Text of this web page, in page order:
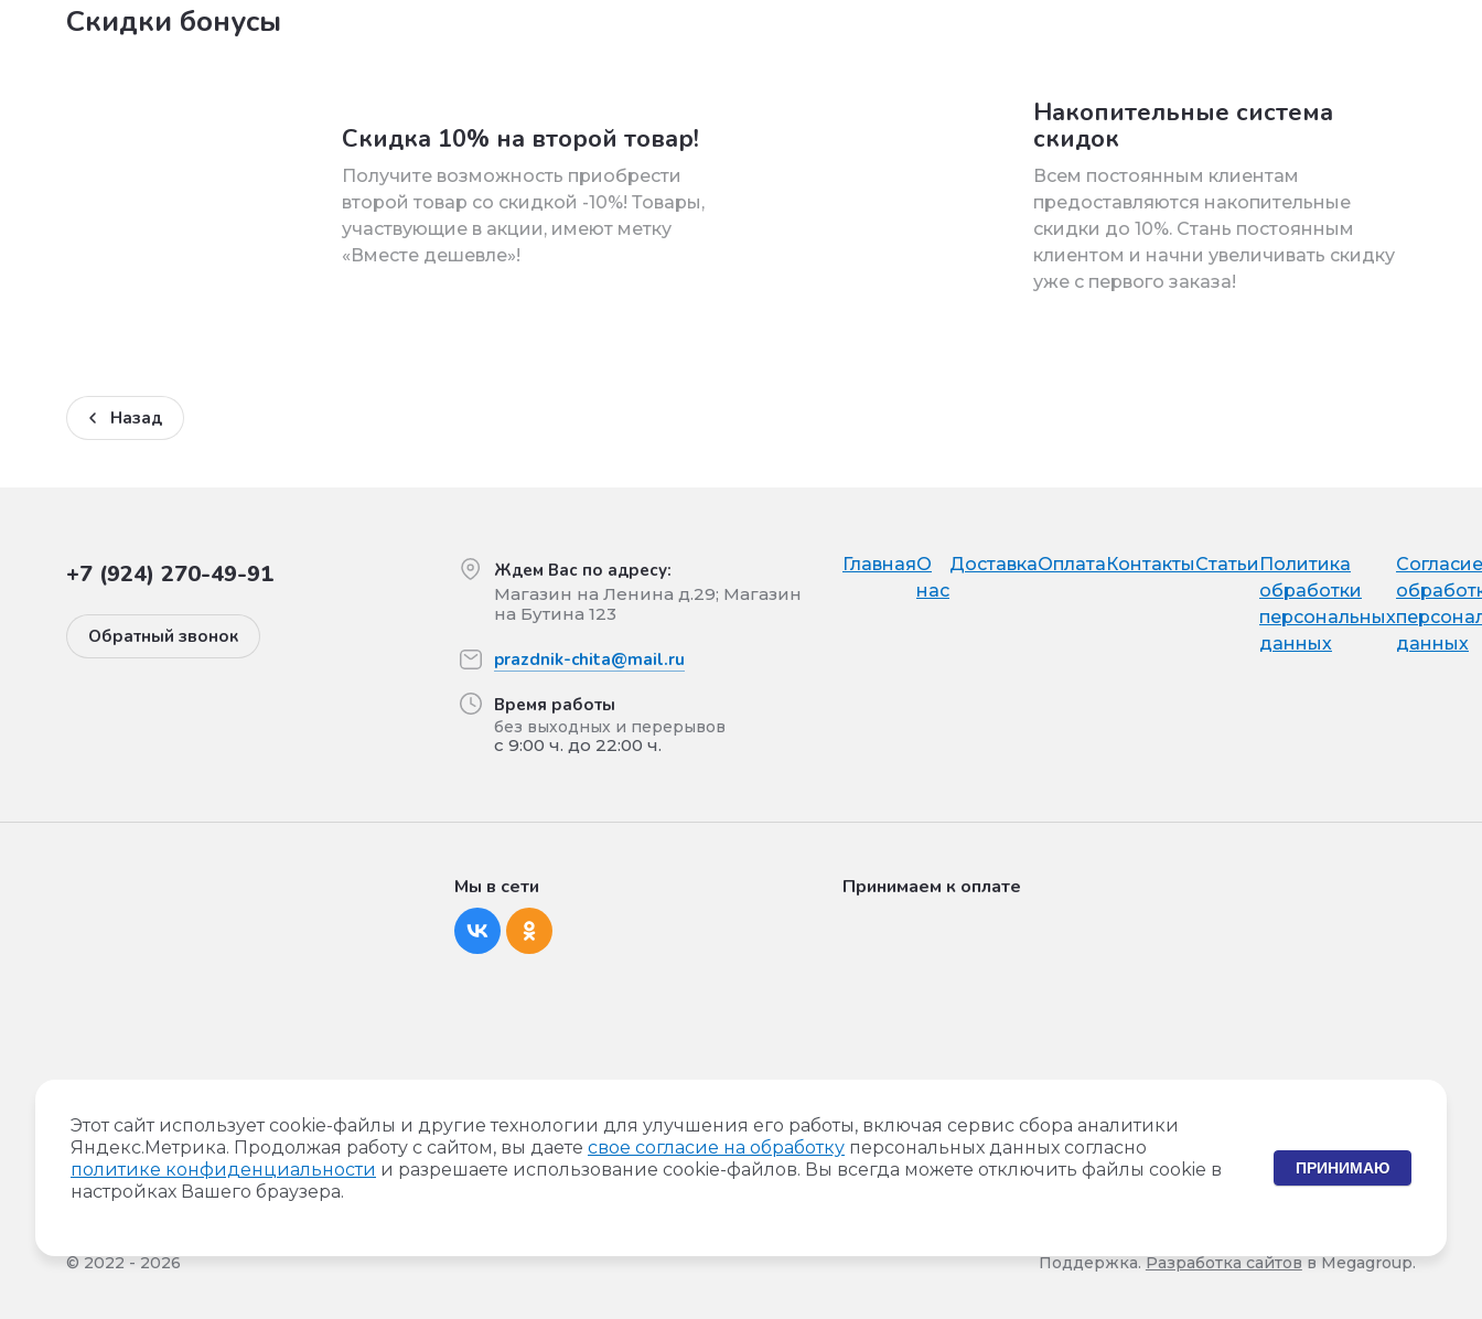
Скидки бонусы
Скидка 10% на второй товар!
Получите возможность приобрести
второй товар со скидкой -10%! Товары,
участвующие в акции, имеют метку
«Вместе дешевле»!
Накопительные система
скидок
Всем постоянным клиентам
предоставляются накопительные
скидки до 10%. Стань постоянным
клиентом и начни увеличивать скидку
уже с первого заказа!
Назад
+7 (924) 270-49-91
Обратный звонок
Ждем Вас по адресу:
Магазин на Ленина д.29; Магазин
на Бутина 123
prazdnik-chita@mail.ru
Время работы
без выходных и перерывов
с 9:00 ч. до 22:00 ч.
ГлавнаяО
нас
ДоставкаОплатаКонтактыСтатьи Политика
обработки
персональных
данных
данных
Доставка шаров и праздничное
оформление в Чите!
Установить как приложение
Мы в сети Принимаем к оплате
© 2022 - 2026 Поддержка.Разработка сайтовв Megagroup.
Этот сайт использует cookie-файлы и другие технологии для улучшения его работы, включая сервис сбора аналитики
Яндекс.Метрика. Продолжая работу с сайтом, вы даете свое согласие на обработку персональных данных согласно
политике конфиденциальности и разрешаете использование cookie-файлов. Вы всегда можете отключить файлы cookie в
настройках Вашего браузера.
ПРИНИМАЮ